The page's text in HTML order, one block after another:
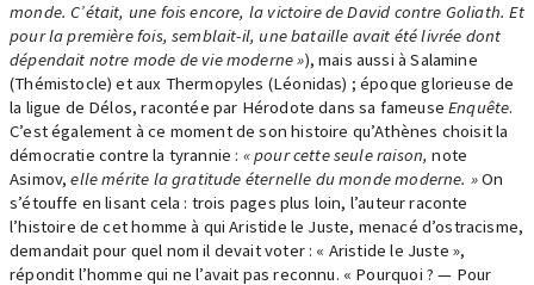
monde. C’était, une fois encore, la victoire de David contre Goliath. Et
pour la première fois, semblait-il, une bataille avait été livrée dont
dépendait notre mode de vie moderne »), mais aussi à Salamine
(Thémistocle) et aux Thermopyles (Léonidas) ; époque glorieuse de
la ligue de Délos, racontée par Hérodote dans sa fameuseEnquête.
C’est également à ce moment de son histoire qu’Athènes choisit la
démocratie contre la tyrannie : « pour cette seule raison, note
Asimov,elle mérite la gratitude éternelle du monde moderne. »On
s’étouffe en lisant cela : trois pages plus loin, l’auteur raconte
l’histoire de cet homme à qui Aristide le Juste, menacé d’ostracisme,
demandait pour quel nom il devait voter : « Aristide le Juste »,
répondit l’homme qui ne l’avait pas reconnu. « Pourquoi ? — Pour